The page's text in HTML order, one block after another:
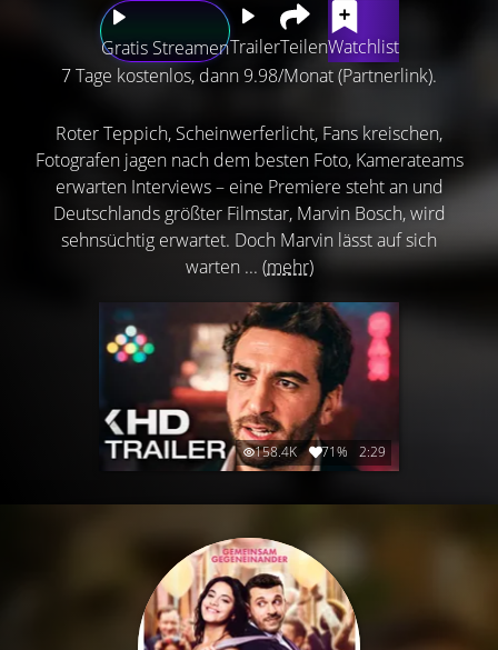
Gratis StreamenTrailerTeilenWatchlist
7 Tage kostenlos, dann 9.98/Monat (Partnerlink).
Roter Teppich, Scheinwerferlicht, Fans kreischen,
Fotografen jagen nach dem besten Foto, Kamerateams
erwarten Interviews – eine Premiere steht an und
Deutschlands größter Filmstar, Marvin Bosch, wird
sehnsüchtig erwartet. Doch Marvin lässt auf sich
warten ... (mehr)
158.4K 71% 2:29